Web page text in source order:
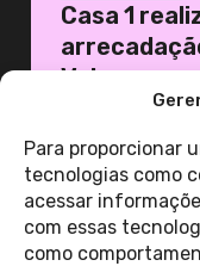
Para proporcionar
tecnologias como
acessar
com essas
como
Casa 1
Vai
19 de novembro